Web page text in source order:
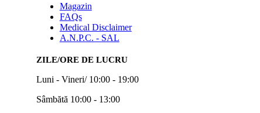
Magazin
FAQs
Medical Disclaimer
A.N.P.C. - SAL
ZILE/ORE DE LUCRU
Luni - Vineri/ 10:00 - 19:00
Sâmbătă 10:00 - 13:00